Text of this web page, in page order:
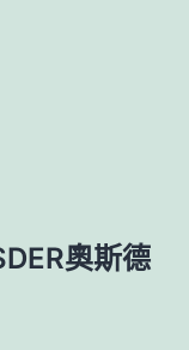
奧斯德